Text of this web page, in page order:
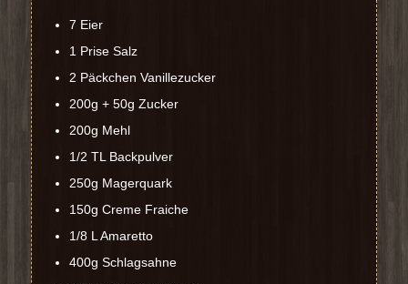
7 Eier
1 Prise Salz
2 Päckchen Vanillezucker
200g + 50g Zucker
200g Mehl
1/2 TL Backpulver
250g Magerquark
150g Creme Fraiche
1/8 L Amaretto
400g Schlagsahne